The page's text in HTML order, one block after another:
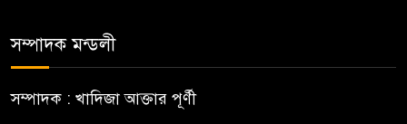
সম্পাদক মন্ডলী
সম্পাদক : খাদিজা আক্তার পূর্ণী